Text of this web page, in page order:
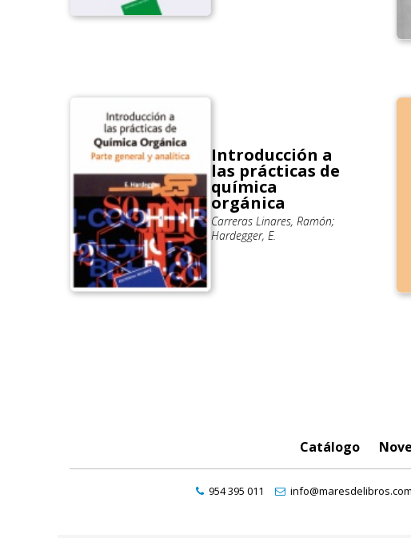
Introducción a
las prácticas de
química
orgánica
Carreras Linares, Ramón;
Hardegger, E.
Catálogo
954 395 011 info@maresdelibros.com